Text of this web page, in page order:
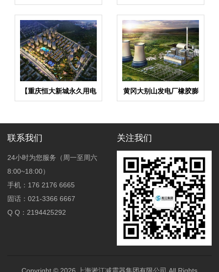
业中心废水系统橡胶管接
头合同
心脑血管大楼弹簧隔振器
合同
【重庆恒大新城永久用电
工程】变压器减震器
黄冈大别山发电厂橡胶膨
胀节合同项目
联系我们
24小时为您服务（周一至周六
8:00~18:00）
手机：176 2176 6665
固话：021-3366 6667
Q Q：2194425292
关注我们